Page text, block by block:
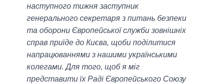
наступного тижня заступник
генерального секретаря з питань безпеки
та оборони Європейської служби зовнішніх
справ приїде до Києва, щоби поділитися
напрацюваннями з нашими українськими
колегами. Для того, щоб я міг
представити їх Раді Європейського Союзу